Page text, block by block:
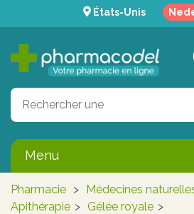
États-Unis
Menu
Pharmacie > Médecines
Apithérapie > Gélée royale >